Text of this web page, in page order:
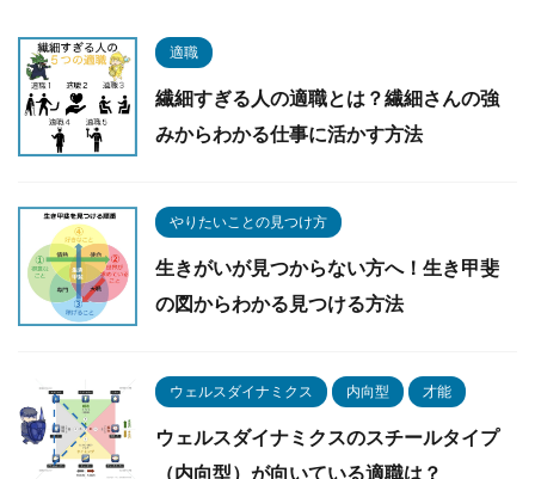
適職
繊細すぎる人の適職とは？繊細さんの強
みからわかる仕事に活かす方法
やりたいことの見つけ方
生きがいが見つからない方へ！生き甲斐
の図からわかる見つける方法
ウェルスダイナミクス 内向型 才能
ウェルスダイナミクスのスチールタイプ
（内向型）が向いている適職は？